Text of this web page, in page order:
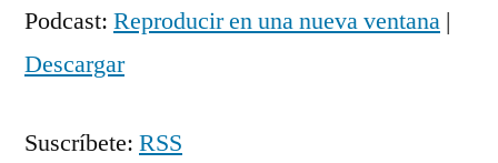
audio
Podcast: Reproducir en una nueva ventana |
Descargar
Suscríbete: RSS